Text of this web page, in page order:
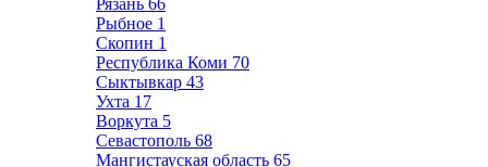
Рязань 66
Рыбное 1
Скопин 1
Республика Коми 70
Сыктывкар 43
Ухта 17
Воркута 5
Севастополь 68
Мангистауская область 65